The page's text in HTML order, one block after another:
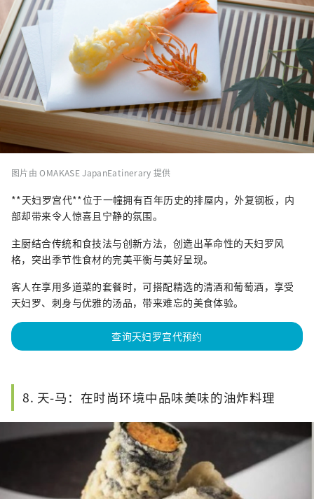
图片由 OMAKASE JapanEatinerary 提供
**天妇罗宫代**位于一幢拥有百年历史的排屋内，外复钢板，内
部却带来令人惊喜且宁静的氛围。
主厨结合传统和食技法与创新方法，创造出革命性的天妇罗风
格，突出季节性食材的完美平衡与美好呈现。
客人在享用多道菜的套餐时，可搭配精选的清酒和葡萄酒，享受
天妇罗、刺身与优雅的汤品，带来难忘的美食体验。
查询天妇罗宫代预约
8. 天-马：在时尚环境中品味美味的油炸料理